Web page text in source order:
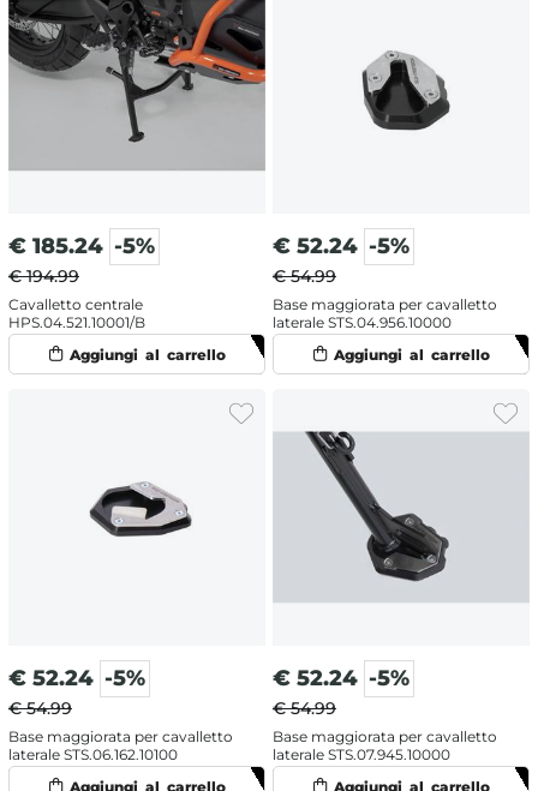
€ 185.24 -5%
€ 194.99
Cavalletto centrale
HPS.04.521.10001/B
€ 52.24 -5%
€ 54.99
Base maggiorata per cavalletto
laterale STS.04.956.10000
€ 52.24 -5%
€ 54.99
Base maggiorata per cavalletto
laterale STS.06.162.10100
€ 52.24 -5%
€ 54.99
Base maggiorata per cavalletto
laterale STS.07.945.10000